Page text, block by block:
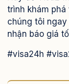
trình khám
chúng tôi
nhận báo giá
#visa24h